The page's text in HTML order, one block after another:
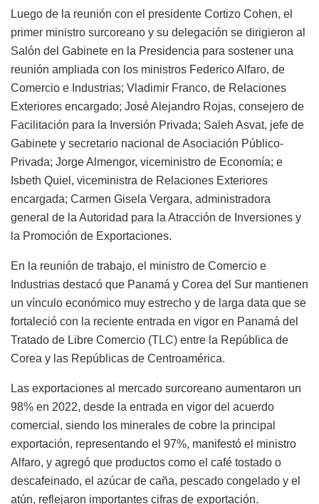
Luego de la reunión con el presidente Cortizo Cohen, el
primer ministro surcoreano y su delegación se dirigieron al
Salón del Gabinete en la Presidencia para sostener una
reunión ampliada con los ministros Federico Alfaro, de
Comercio e Industrias; Vladimir Franco, de Relaciones
Exteriores encargado; José Alejandro Rojas, consejero de
Facilitación para la Inversión Privada; Saleh Asvat, jefe de
Gabinete y secretario nacional de Asociación Público-
Privada; Jorge Almengor, viceministro de Economía; e
Isbeth Quiel, viceministra de Relaciones Exteriores
encargada; Carmen Gisela Vergara, administradora
general de la Autoridad para la Atracción de Inversiones y
la Promoción de Exportaciones.
En la reunión de trabajo, el ministro de Comercio e
Industrias destacó que Panamá y Corea del Sur mantienen
un vínculo económico muy estrecho y de larga data que se
fortaleció con la reciente entrada en vigor en Panamá del
Tratado de Libre Comercio (TLC) entre la República de
Corea y las Repúblicas de Centroamérica.
Las exportaciones al mercado surcoreano aumentaron un
98% en 2022, desde la entrada en vigor del acuerdo
comercial, siendo los minerales de cobre la principal
exportación, representando el 97%, manifestó el ministro
Alfaro, y agregó que productos como el café tostado o
descafeinado, el azúcar de caña, pescado congelado y el
atún, reflejaron importantes cifras de exportación.